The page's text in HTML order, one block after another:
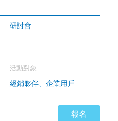
研討會
活動對象
經銷夥伴、企業用戶
報名